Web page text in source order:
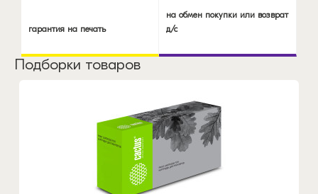
гарантия на печать
на обмен покупки или возврат
д/с
Подборки товаров